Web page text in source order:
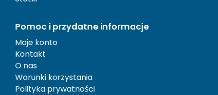
Pomoc i przydatne informacje
Moje konto
Kontakt
O nas
Warunki korzystania
Polityka prywatności